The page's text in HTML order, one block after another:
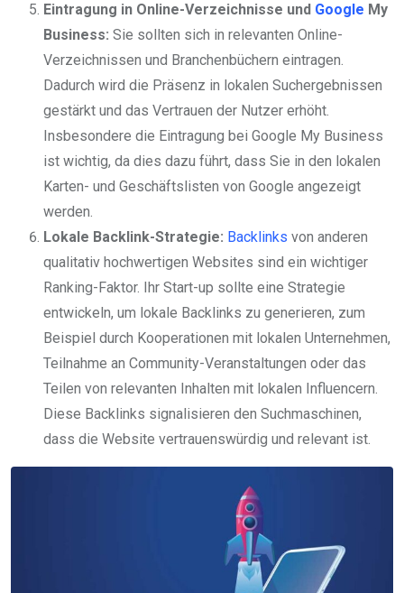
Eintragung in Online-Verzeichnisse und Google My
Business: Sie sollten sich in relevanten Online-
Verzeichnissen und Branchenbüchern eintragen.
Dadurch wird die Präsenz in lokalen Suchergebnissen
gestärkt und das Vertrauen der Nutzer erhöht.
Insbesondere die Eintragung bei Google My Business
ist wichtig, da dies dazu führt, dass Sie in den lokalen
Karten- und Geschäftslisten von Google angezeigt
werden.
Lokale Backlink-Strategie: Backlinks von anderen
qualitativ hochwertigen Websites sind ein wichtiger
Ranking-Faktor. Ihr Start-up sollte eine Strategie
entwickeln, um lokale Backlinks zu generieren, zum
Beispiel durch Kooperationen mit lokalen Unternehmen,
Teilnahme an Community-Veranstaltungen oder das
Teilen von relevanten Inhalten mit lokalen Influencern.
Diese Backlinks signalisieren den Suchmaschinen,
dass die Website vertrauenswürdig und relevant ist.